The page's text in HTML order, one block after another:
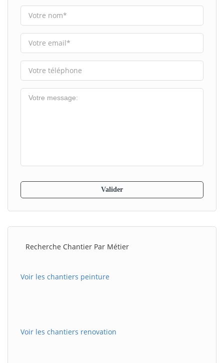
Recherche Chantier Par Métier
Voir les chantiers peinture
Voir les chantiers renovation